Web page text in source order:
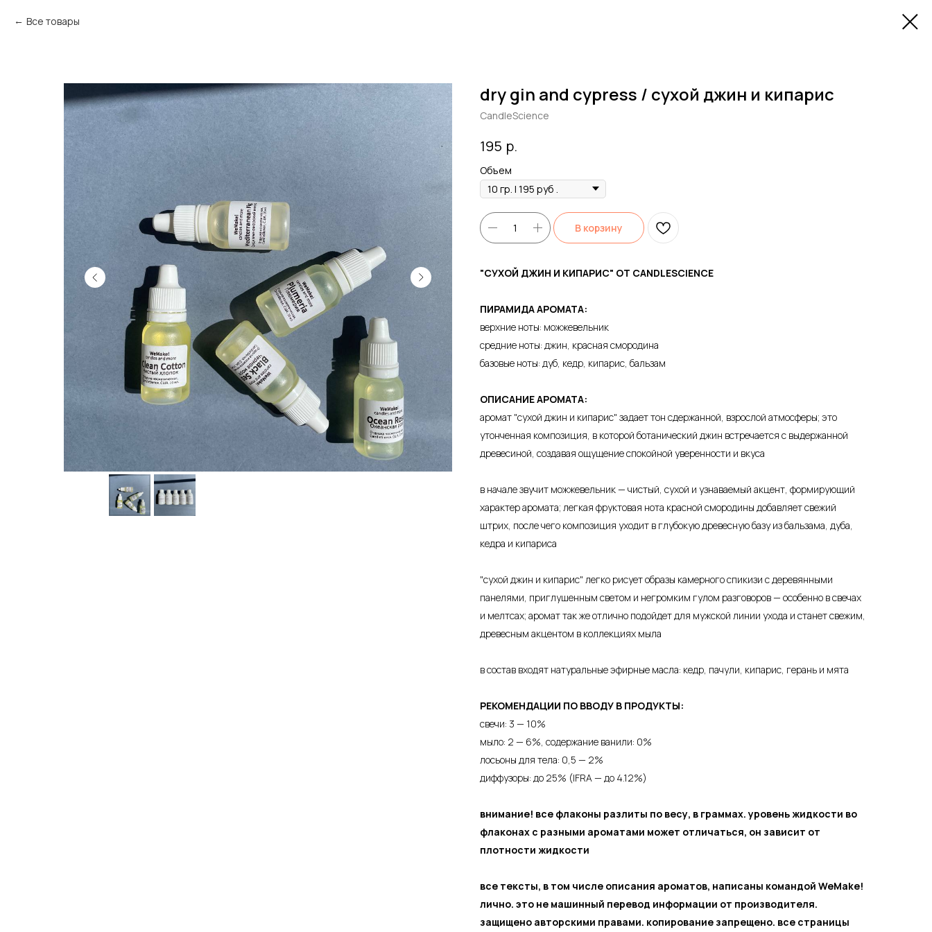
Все товары
dry gin and cypress / сухой джин и кипарис
CandleScience
195 р.
Объем
В корзину
"СУХОЙ ДЖИН И КИПАРИС" ОТ CANDLESCIENCE
ПИРАМИДА АРОМАТА:
верхние ноты: можжевельник
средние ноты: джин, красная смородина
базовые ноты: дуб, кедр, кипарис, бальзам
ОПИСАНИЕ АРОМАТА:
аромат "сухой джин и кипарис" задает тон сдержанной, взрослой атмосферы; это
утонченная композиция, в которой ботанический джин встречается с выдержанной
древесиной, создавая ощущение спокойной уверенности и вкуса
в начале звучит можжевельник — чистый, сухой и узнаваемый акцент, формирующий
характер аромата; легкая фруктовая нота красной смородины добавляет свежий
штрих, после чего композиция уходит в глубокую древесную базу из бальзама, дуба,
кедра и кипариса
"сухой джин и кипарис" легко рисует образы камерного спикизи с деревянными
панелями, приглушенным светом и негромким гулом разговоров — особенно в свечах
и мелтсах; аромат так же отлично подойдет для мужской линии ухода и станет свежим,
древесным акцентом в коллекциях мыла
в состав входят натуральные эфирные масла: кедр, пачули, кипарис, герань и мята
РЕКОМЕНДАЦИИ ПО ВВОДУ В ПРОДУКТЫ:
свечи: 3 — 10%
мыло: 2 — 6%, содержание ванили: 0%
лосьоны для тела: 0,5 — 2%
диффузоры: до 25% (IFRA — до 4.12%)
внимание! все флаконы разлиты по весу, в граммах. уровень жидкости во
флаконах с разными ароматами может отличаться, он зависит от
плотности жидкости
все тексты, в том числе описания ароматов, написаны командой WeMake!
лично. это не машинный перевод информации от производителя.
защищено авторскими правами. копирование запрещено. все страницы